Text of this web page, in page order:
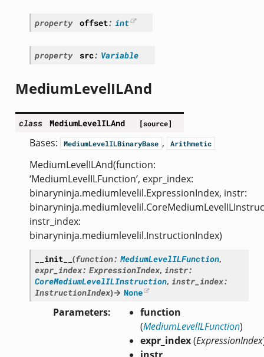
property offset: int
property src: Variable
MediumLevelILAnd
class MediumLevelILAnd [source]
Bases: MediumLevelILBinaryBase , Arithmetic
MediumLevelILAnd(function:
‘MediumLevelILFunction’, expr_index:
binaryninja.mediumlevelil.ExpressionIndex, instr:
instr_index:
binaryninja.mediumlevelil.InstructionIndex)
__init__ (function: MediumLevelILFunction,
expr_index: ExpressionIndex, instr:
CoreMediumLevelILInstruction, instr_index:
InstructionIndex)→ None
Parameters
function
(MediumLevelILFunction)
expr_index(ExpressionIndex